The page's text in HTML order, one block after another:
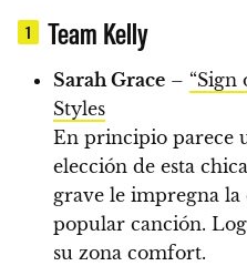
1 Team Kelly
Sarah Grace – “Sign
Styles
En principio parece
elección de esta
grave le impregna la
popular canción.
su zona comfort.